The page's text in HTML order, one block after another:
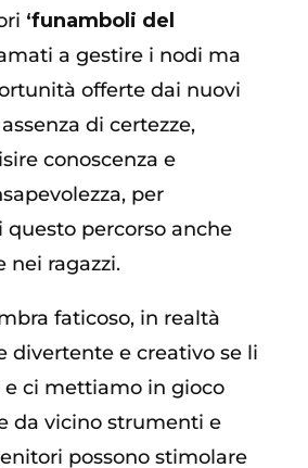
‘funamboli del
a gestire i nodi ma
offerte dai nuovi
di certezze,
conoscenza e
per
questo percorso anche
nei ragazzi.
faticoso, in realtà
divertente e creativo se li
ci mettiamo in gioco
da vicino strumenti e
possono stimolare